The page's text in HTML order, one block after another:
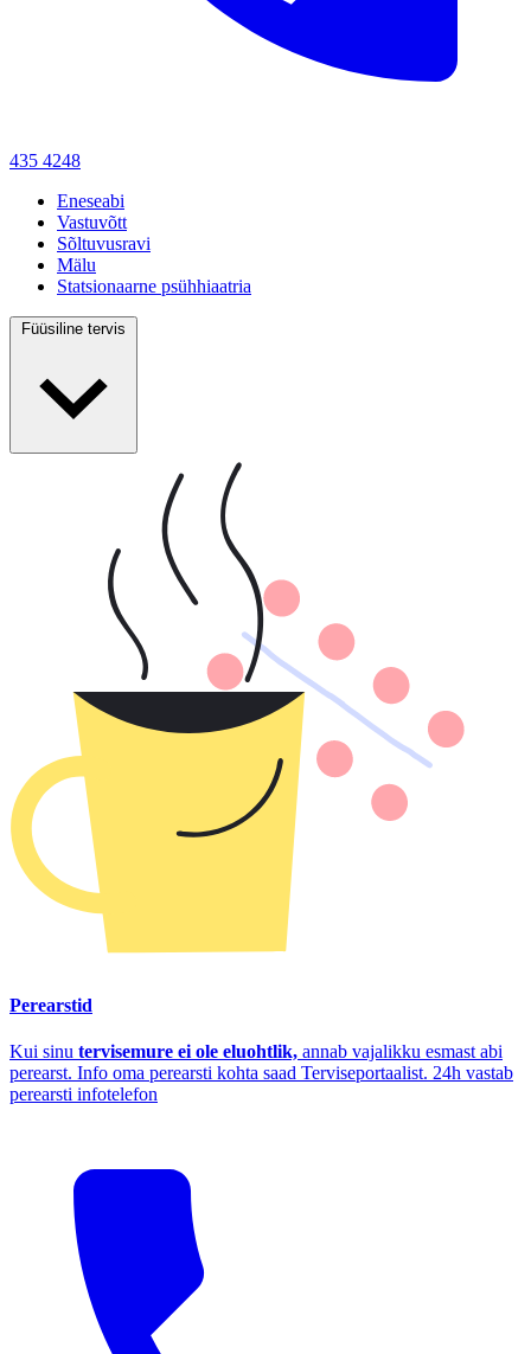
435 4248
Eneseabi
Vastuvõtt
Sõltuvusravi
Mälu
Statsionaarne psühhiaatria
Füüsiline tervis
Perearstid
Kui sinu tervisemure ei ole eluohtlik, annab vajalikku esmast abi
perearst. Info oma perearsti kohta saad Terviseportaalist. 24h vastab
perearsti infotelefon